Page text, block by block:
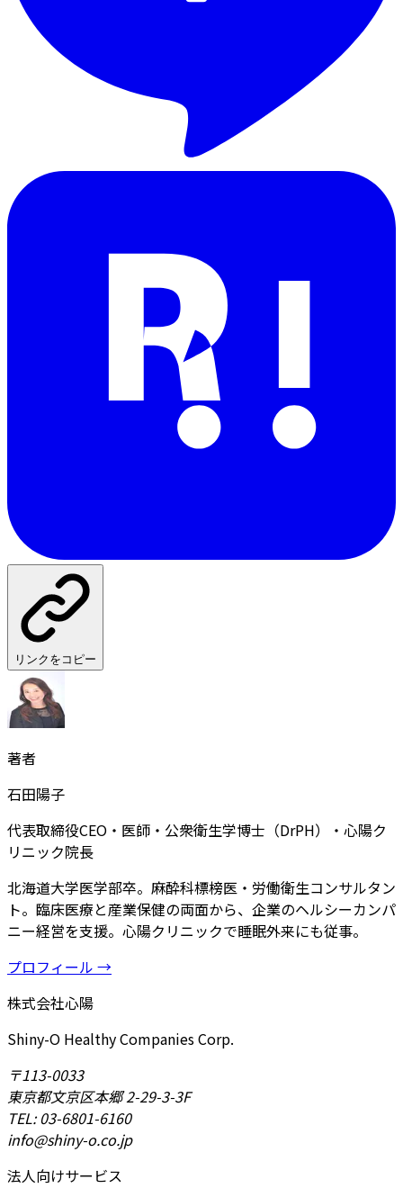
リンクをコピー
著者
石田陽子
代表取締役CEO・医師・公衆衛生学博士（DrPH）・心陽ク
リニック院長
北海道大学医学部卒。麻酔科標榜医・労働衛生コンサルタン
ト。臨床医療と産業保健の両面から、企業のヘルシーカンパ
ニー経営を支援。心陽クリニックで睡眠外来にも従事。
プロフィール →
株式会社心陽
Shiny-O Healthy Companies Corp.
〒113-0033
東京都文京区本郷 2-29-3-3F
TEL: 03-6801-6160
info@shiny-o.co.jp
法人向けサービス